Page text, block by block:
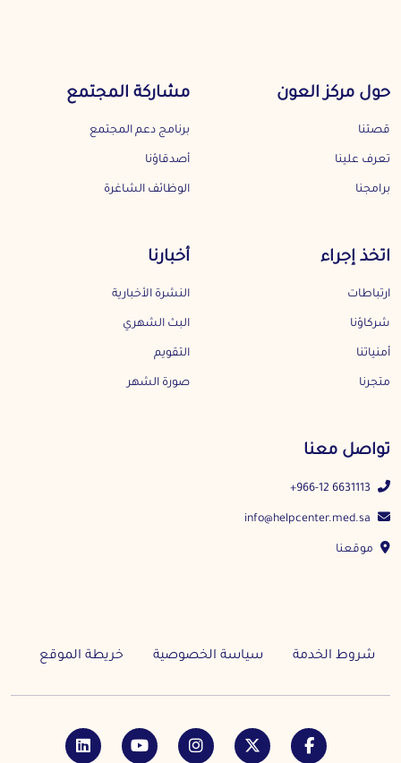
حول مركز العون
قصتنا
تعرف علينا
برامجنا
مشاركة المجتمع
برنامج دعم المجتمع
أصدقاؤنا
الوظائف الشاغرة
اتخذ إجراء
ارتباطات
شركاؤنا
أمنياتنا
متجرنا
أخبارنا
النشرة الأخبارية
البث الشهري
التقويم
صورة الشهر
تواصل معنا
+966-12 6631113
موقعنا
شروط الخدمة سياسة الخصوصية خريطة الموقع